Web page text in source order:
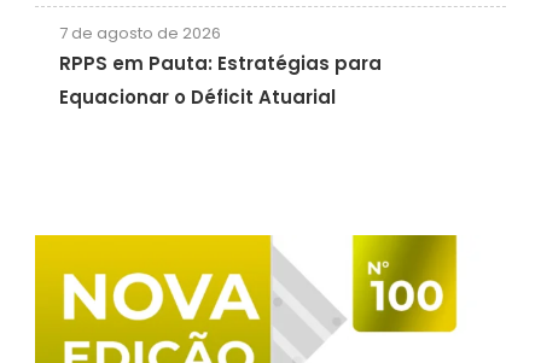
7 de agosto de 2026
RPPS em Pauta: Estratégias para
Equacionar o Déficit Atuarial